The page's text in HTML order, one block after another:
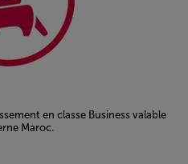
en classe Business valable
Maroc.